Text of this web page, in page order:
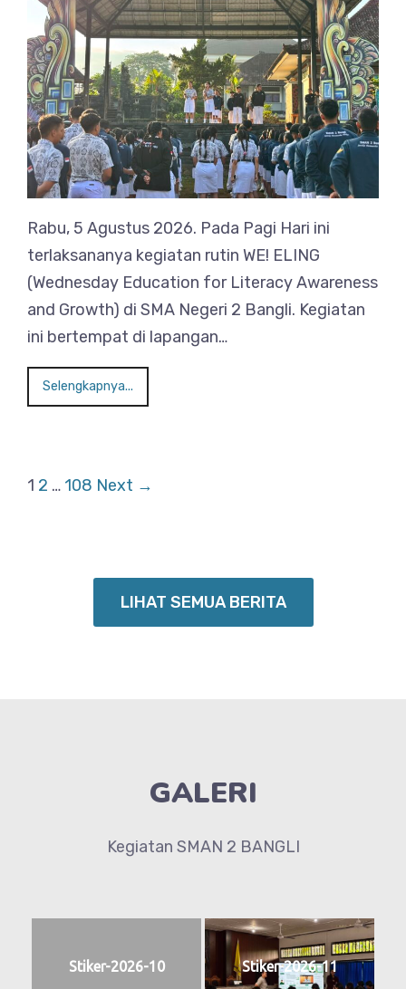
Rabu, 5 Agustus 2026. Pada Pagi Hari ini
terlaksananya kegiatan rutin WE! ELING
(Wednesday Education for Literacy Awareness
and Growth) di SMA Negeri 2 Bangli. Kegiatan
ini bertempat di lapangan…
Selengkapnya...
1 2 … 108 Next →
LIHAT SEMUA BERITA
GALERI
Kegiatan SMAN 2 BANGLI
Stiker-2026-10 Stiker-2026-11